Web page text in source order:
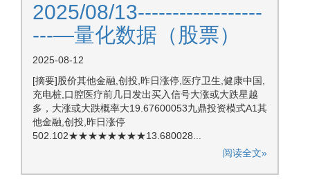
2025/08/13------------------
---—量化数据（股票）
2025-08-12
[摘要]股价其他金融,创投,昨日涨停,医疗卫生,健康中国,
充电桩,口腔医疗前几日发出买入信号大涨或大跌星越
多，大涨或大跌概率大19.67600053九鼎投资模式A1其
他金融,创投,昨日涨停
502.102★★★★★★★★13.680028...
阅读全文»